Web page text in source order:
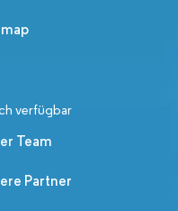
verfügbar
Team
Partner